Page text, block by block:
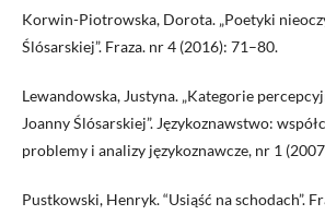
Korwin-Piotrowska, Dorota. „Poetyki
Ślósarskiej”. Fraza. nr 4 (2016): 71–80.
Lewandowska, Justyna. „Kategorie
Joanny Ślósarskiej”. Językoznawstwo:
problemy i analizy językoznawcze, nr 1
Pustkowski, Henryk. “Usiąść na schodach”.